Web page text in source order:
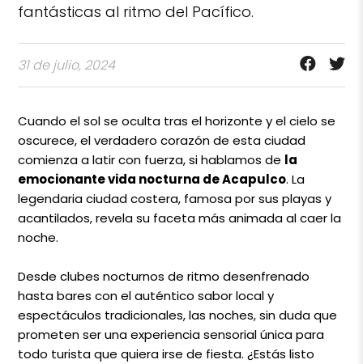
fantásticas al ritmo del Pacífico.
31 de julio, 2024
Cuando el sol se oculta tras el horizonte y el cielo se
oscurece, el verdadero corazón de esta ciudad
comienza a latir con fuerza, si hablamos de la
emocionante vida nocturna de Acapulco. La
legendaria ciudad costera, famosa por sus playas y
acantilados, revela su faceta más animada al caer la
noche.
Desde clubes nocturnos de ritmo desenfrenado
hasta bares con el auténtico sabor local y
espectáculos tradicionales, las noches, sin duda que
prometen ser una experiencia sensorial única para
todo turista que quiera irse de fiesta. ¿Estás listo